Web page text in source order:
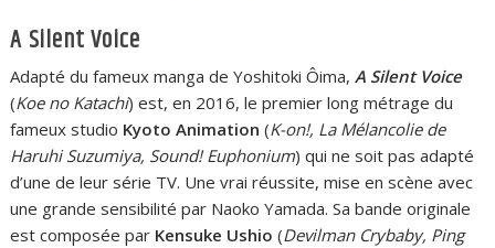
A Silent Voice
Adapté du fameux manga de Yoshitoki Ôima,A Silent Voice
(Koe no Katachi) est, en 2016, le premier long métrage du
fameux studio Kyoto Animation (K-on!, La Mélancolie de
Haruhi Suzumiya, Sound! Euphonium) qui ne soit pas adapté
d’une de leur série TV. Une vrai réussite, mise en scène avec
une grande sensibilité par Naoko Yamada. Sa bande originale
est composée par Kensuke Ushio (Devilman Crybaby, Ping